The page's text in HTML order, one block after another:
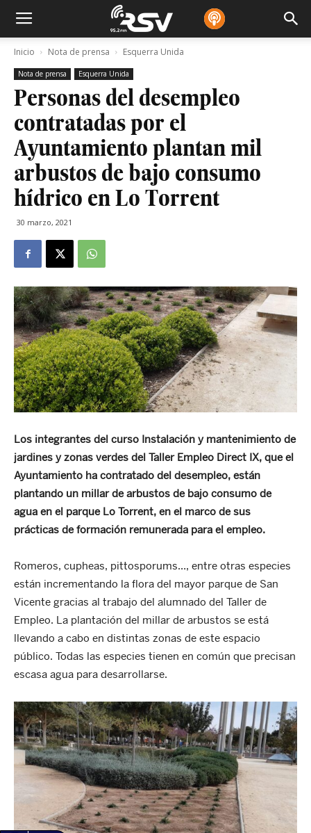
Inicio Nota de prensa Esquerra Unida
Nota de prensa Esquerra Unida
Personas del desempleo
contratadas por el
Ayuntamiento plantan mil
arbustos de bajo consumo
hídrico en Lo Torrent
30 marzo, 2021
Los integrantes del curso Instalación y mantenimiento de
jardines y zonas verdes del Taller Empleo Direct IX, que el
Ayuntamiento ha contratado del desempleo, están
plantando un millar de arbustos de bajo consumo de
agua en el parque Lo Torrent, en el marco de sus
prácticas de formación remunerada para el empleo.
Romeros, cupheas, pittosporums…, entre otras especies
están incrementando la flora del mayor parque de San
Vicente gracias al trabajo del alumnado del Taller de
Empleo. La plantación del millar de arbustos se está
llevando a cabo en distintas zonas de este espacio
público. Todas las especies tienen en común que precisan
escasa agua para desarrollarse.